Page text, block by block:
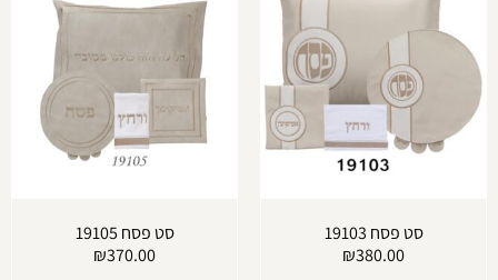
סט פסח 19103
₪380.00
סט פסח 19105
₪370.00